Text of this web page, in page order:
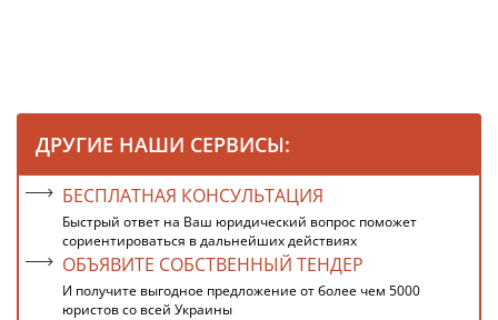
ДРУГИЕ НАШИ СЕРВИСЫ:
БЕСПЛАТНАЯ КОНСУЛЬТАЦИЯ
Быстрый ответ на Ваш юридический вопрос поможет
сориентироваться в дальнейших действиях
ОБЪЯВИТЕ СОБСТВЕННЫЙ ТЕНДЕР
И получите выгодное предложение от более чем 5000
юристов со всей Украины